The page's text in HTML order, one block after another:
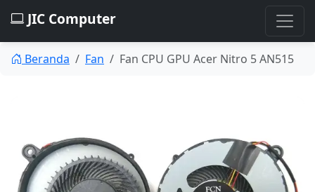
JIC Computer
Beranda Fan Fan CPU GPU Acer Nitro 5 AN515